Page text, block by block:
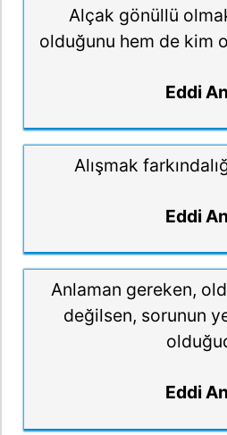
Alçak gönüllü
olduğunu hem de kim
Eddi
Alışmak
Eddi
Anlaman gereken,
değilsen, sorunun
Eddi